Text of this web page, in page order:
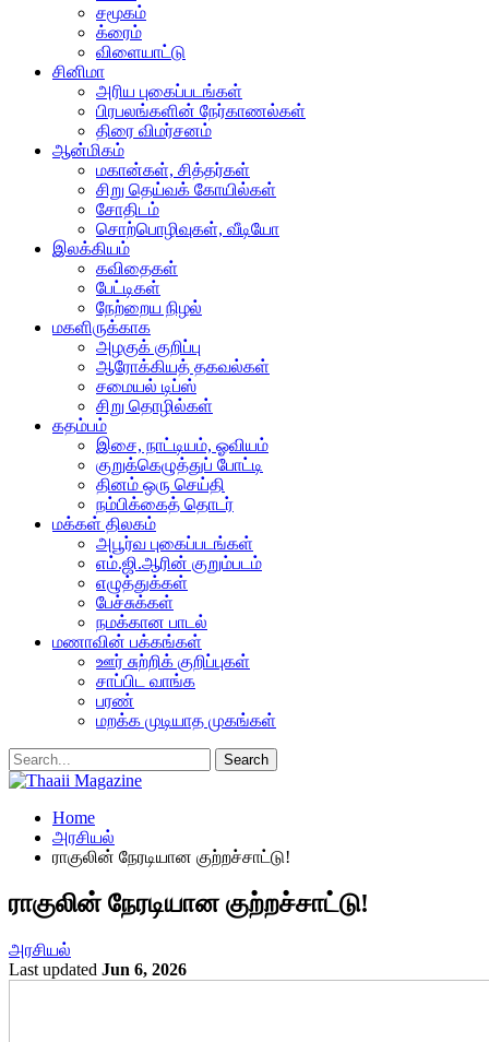
சமூகம்
க்ரைம்
விளையாட்டு
சினிமா
அரிய புகைப்படங்கள்
பிரபலங்களின் நேர்காணல்கள்
திரை விமர்சனம்
ஆன்மிகம்
மகான்கள், சித்தர்கள்
சிறு தெய்வக் கோயில்கள்
சோதிடம்
சொற்பொழிவுகள், வீடியோ
இலக்கியம்
கவிதைகள்
பேட்டிகள்
நேற்றைய நிழல்
மகளிருக்காக
அழகுக் குறிப்பு
ஆரோக்கியத் தகவல்கள்
சமையல் டிப்ஸ்
சிறு தொழில்கள்
கதம்பம்
இசை, நாட்டியம், ஓவியம்
குறுக்கெழுத்துப் போட்டி
தினம் ஒரு செய்தி
நம்பிக்கைத் தொடர்
மக்கள் திலகம்
அபூர்வ புகைப்படங்கள்
எம்.ஜி.ஆரின் குறும்படம்
எழுத்துக்கள்
பேச்சுக்கள்
நமக்கான பாடல்
மணாவின் பக்கங்கள்
ஊர் சுற்றிக் குறிப்புகள்
சாப்பிட வாங்க
பரண்
மறக்க முடியாத முகங்கள்
Home
அரசியல்
ராகுலின் நேரடியான குற்றச்சாட்டு!
ராகுலின் நேரடியான குற்றச்சாட்டு!
அரசியல்
Last updated Jun 6, 2026